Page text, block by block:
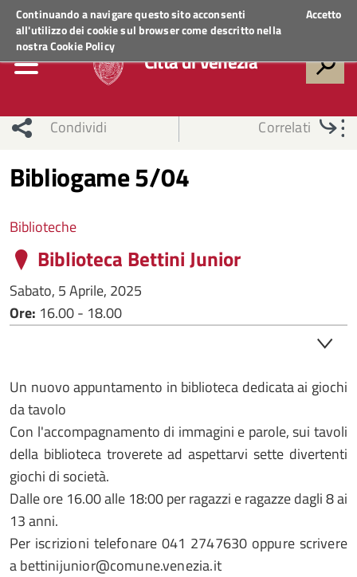
Continuando a navigare questo sito acconsenti
all'utilizzo dei cookie sul browser come descritto nella
nostraCookie Policy
Accetto
Regione VenetoACCEDI AI SERVIZI
Città di Venezia
Condividi Correlati
Bibliogame 5/04
Biblioteche
Biblioteca Bettini Junior
Sabato, 5 Aprile, 2025
Ore: 16.00 - 18.00
Un nuovo appuntamento in biblioteca dedicata ai giochi
da tavolo
Con l'accompagnamento di immagini e parole, sui tavoli
della biblioteca troverete ad aspettarvi sette divertenti
giochi di società.
Dalle ore 16.00 alle 18:00 per ragazzi e ragazze dagli 8 ai
13 anni.
Per iscrizioni telefonare 041 2747630 oppure scrivere
a bettinijunior@comune.venezia.it